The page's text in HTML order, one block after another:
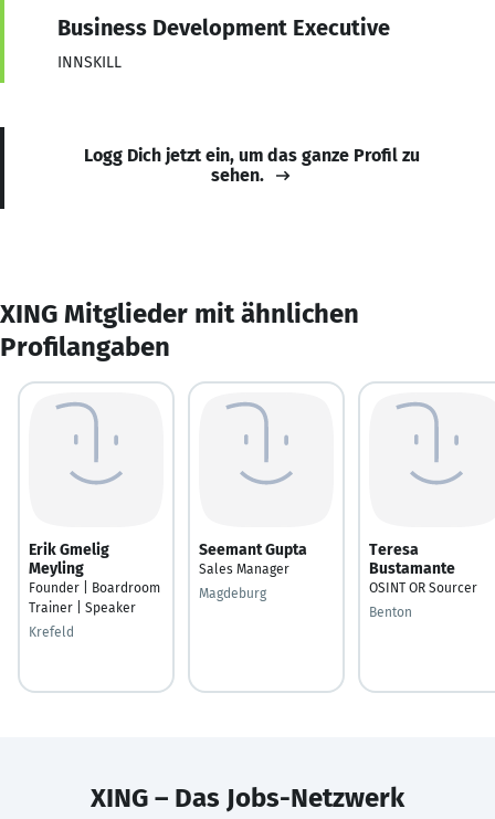
Business Development Executive
INNSKILL
Logg Dich jetzt ein, um das ganze Profil zu
sehen.
XING Mitglieder mit ähnlichen
Profilangaben
Erik Gmelig
Meyling
Founder | Boardroom
Trainer | Speaker
Krefeld
Seemant Gupta
Sales Manager
Magdeburg
Teresa
Bustamante
OSINT OR Sourcer
Benton
XING – Das Jobs-Netzwerk